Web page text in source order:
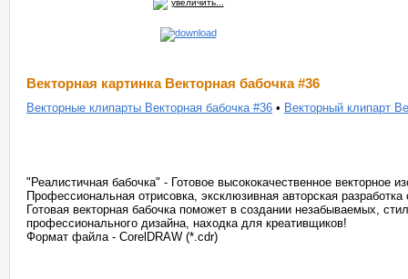
увеличить...
Векторная картинка Векторная бабочка #36
Векторные клипарты Векторная бабочка #36 • Векторный клипарт
"Реалистичная бабочка" - Готовое высококачественное векторное
Профессиональная отрисовка, эксклюзивная авторская
Готовая векторная бабочка поможет в создании незабываемых,
профессионального дизайна, находка для креативщиков!
Формат файла - CorelDRAW (*.cdr)